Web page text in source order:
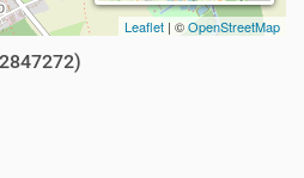
Leaflet | ©OpenStreetMap